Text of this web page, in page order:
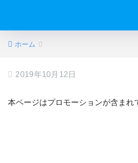
ホーム
2019年10月12日
本ページはプロモーションが含まれ